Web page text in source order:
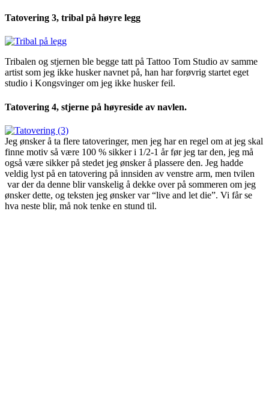
Tatovering 3, tribal på høyre legg
Tribalen og stjernen ble begge tatt på Tattoo Tom Studio av samme
artist som jeg ikke husker navnet på, han har forøvrig startet eget
studio i Kongsvinger om jeg ikke husker feil.
Tatovering 4, stjerne på høyreside av navlen.
Jeg ønsker å ta flere tatoveringer, men jeg har en regel om at jeg skal
finne motiv så være 100 % sikker i 1/2-1 år før jeg tar den, jeg må
også være sikker på stedet jeg ønsker å plassere den. Jeg hadde
veldig lyst på en tatovering på innsiden av venstre arm, men tvilen
var der da denne blir vanskelig å dekke over på sommeren om jeg
ønsker dette, og teksten jeg ønsker var “live and let die”. Vi får se
hva neste blir, må nok tenke en stund til.